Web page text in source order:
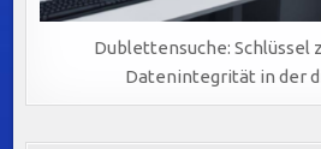
Dublettensuche: Schlüssel
Datenintegrität in der